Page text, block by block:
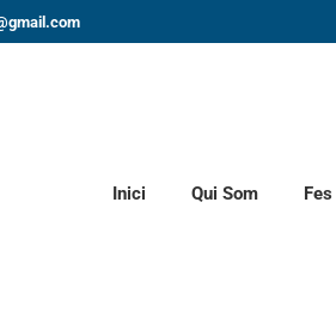
Inici Qui Som